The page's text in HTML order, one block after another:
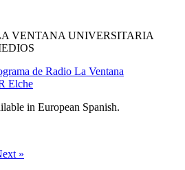
VENTANA UNIVERSITARIA
de Radio La Ventana
Elche
in European Spanish.
»